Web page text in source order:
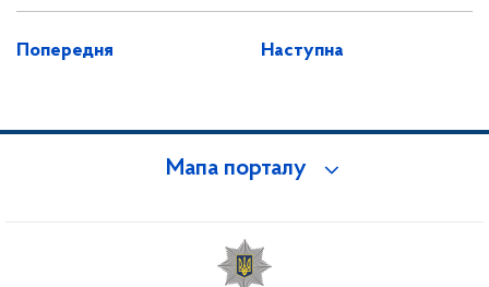
Попередня Наступна
Мапа порталу